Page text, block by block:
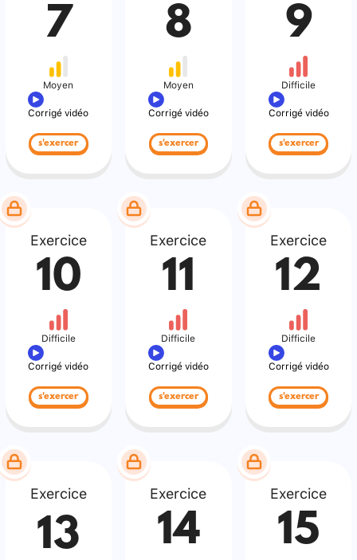
7
Moyen
Corrigé vidéo
s'exercer
8
Moyen
Corrigé vidéo
s'exercer
9
Difficile
Corrigé vidéo
s'exercer
Exercice
10
Difficile
Corrigé vidéo
s'exercer
Exercice
11
Difficile
Corrigé vidéo
s'exercer
Exercice
12
Difficile
Corrigé vidéo
s'exercer
Exercice
13
Exercice
14
Exercice
15